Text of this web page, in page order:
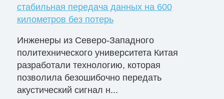
стабильная передача данных на 600
километров без потерь
Инженеры из Северо-Западного
политехнического университета Китая
разработали технологию, которая
позволила безошибочно передать
акустический сигнал н...